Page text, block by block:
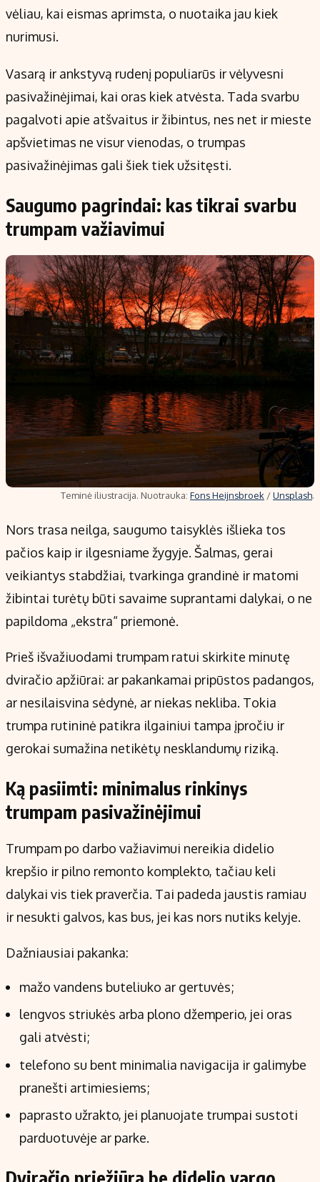
vėliau, kai eismas aprimsta, o nuotaika jau kiek
nurimusi.
Vasarą ir ankstyvą rudenį populiarūs ir vėlyvesni
pasivažinėjimai, kai oras kiek atvėsta. Tada svarbu
pagalvoti apie atšvaitus ir žibintus, nes net ir mieste
apšvietimas ne visur vienodas, o trumpas
pasivažinėjimas gali šiek tiek užsitęsti.
Saugumo pagrindai: kas tikrai svarbu
trumpam važiavimui
Teminė iliustracija. Nuotrauka: Fons Heijnsbroek /Unsplash.
Nors trasa neilga, saugumo taisyklės išlieka tos
pačios kaip ir ilgesniame žygyje. Šalmas, gerai
veikiantys stabdžiai, tvarkinga grandinė ir matomi
žibintai turėtų būti savaime suprantami dalykai, o ne
papildoma „ekstra“ priemonė.
Prieš išvažiuodami trumpam ratui skirkite minutę
dviračio apžiūrai: ar pakankamai pripūstos padangos,
ar nesilaisvina sėdynė, ar niekas nekliba. Tokia
trumpa rutininė patikra ilgainiui tampa įpročiu ir
gerokai sumažina netikėtų nesklandumų riziką.
Ką pasiimti: minimalus rinkinys
trumpam pasivažinėjimui
Trumpam po darbo važiavimui nereikia didelio
krepšio ir pilno remonto komplekto, tačiau keli
dalykai vis tiek praverčia. Tai padeda jaustis ramiau
ir nesukti galvos, kas bus, jei kas nors nutiks kelyje.
Dažniausiai pakanka:
mažo vandens buteliuko ar gertuvės;
lengvos striukės arba plono džemperio, jei oras
gali atvėsti;
telefono su bent minimalia navigacija ir galimybe
pranešti artimiesiems;
paprasto užrakto, jei planuojate trumpai sustoti
parduotuvėje ar parke.